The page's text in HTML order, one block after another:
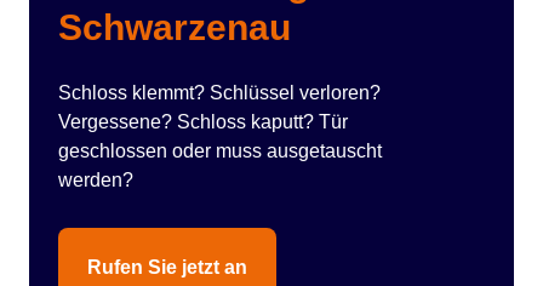
Schwarzenau
Schloss klemmt? Schlüssel verloren?
Vergessene? Schloss kaputt? Tür
geschlossen oder muss ausgetauscht
werden?
Rufen Sie jetzt an